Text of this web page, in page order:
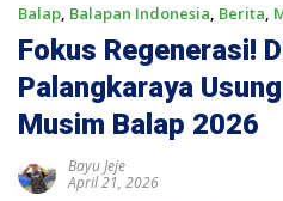
Balap Balapan Indonesia Berita
Fokus Regenerasi!
Palangkaraya
Musim Balap 2026
Bayu Jeje
April 21, 2026